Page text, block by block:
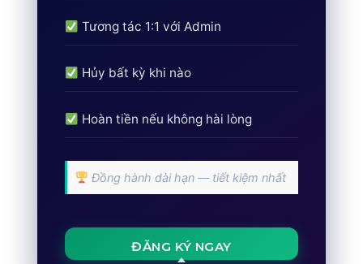
Tương tác 1:1 với Admin
Hủy bất kỳ khi nào
Hoàn tiền nếu không hài lòng
Đồng hành dài hạn — tiết kiệm nhất
ĐĂNG KÝ NGAY